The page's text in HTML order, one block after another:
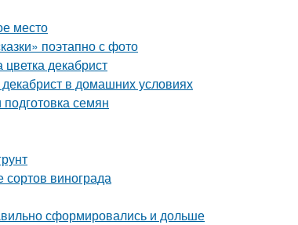
место
поэтапно с фото
декабрист
в домашних условиях
семян
винограда
сформировались и дольше